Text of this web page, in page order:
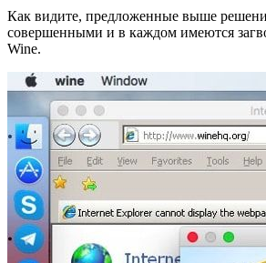
Как видите, предложенные выше
совершенными и в каждом имеются
Wine.